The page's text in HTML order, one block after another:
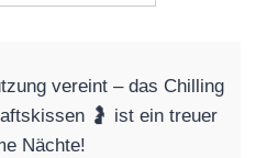
vereint – das Chilling
🤰 ist ein treuer
Nächte!